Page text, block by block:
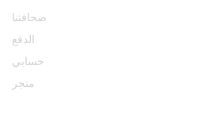
صحافتنا
الدفع
حسابي
متجر